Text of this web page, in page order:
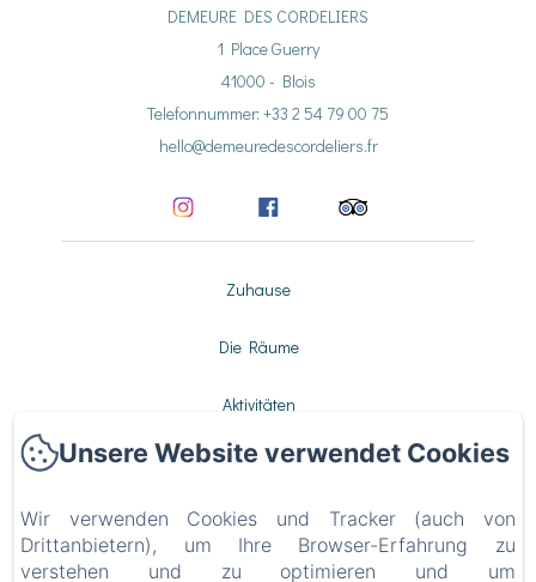
DEMEURE DES CORDELIERS
1 Place Guerry
41000 - Blois
Telefonnummer: +33 2 54 79 00 75
hello@demeuredescordeliers.fr
Zuhause
Die Räume
Aktivitäten
Galerie
Kontakt
Datenschutzerklärung
Unsere Website verwendet Cookies
Wir verwenden Cookies und Tracker (auch von
Drittanbietern), um Ihre Browser-Erfahrung zu
verstehen und zu optimieren und um